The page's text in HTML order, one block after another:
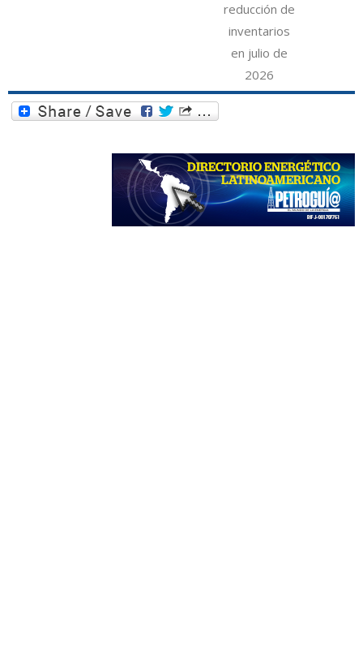
reducción de
inventarios
en julio de
2026